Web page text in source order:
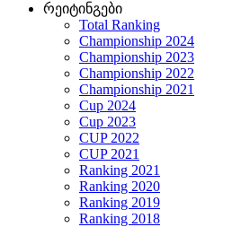
რეიტინგები
Total Ranking
Championship 2024
Championship 2023
Championship 2022
Championship 2021
Cup 2024
Cup 2023
CUP 2022
CUP 2021
Ranking 2021
Ranking 2020
Ranking 2019
Ranking 2018